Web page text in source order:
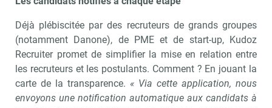
Déjà plébiscitée par des recruteurs de grands groupes
(notamment Danone), de PME et de start-up, Kudoz
Recruiter promet de simplifier la mise en relation entre
les recruteurs et les postulants. Comment ? En jouant la
carte de la transparence. « Via cette application, nous
envoyons une notification automatique aux candidats à